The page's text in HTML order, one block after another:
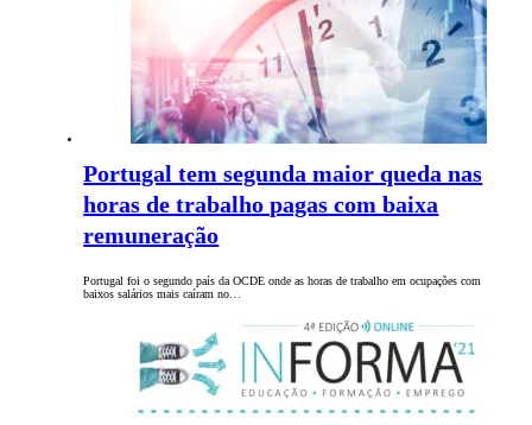
Portugal tem segunda maior queda nas
horas de trabalho pagas com baixa
remuneração
Portugal foi o segundo país da OCDE onde as horas de trabalho em ocupações com
baixos salários mais caíram no…